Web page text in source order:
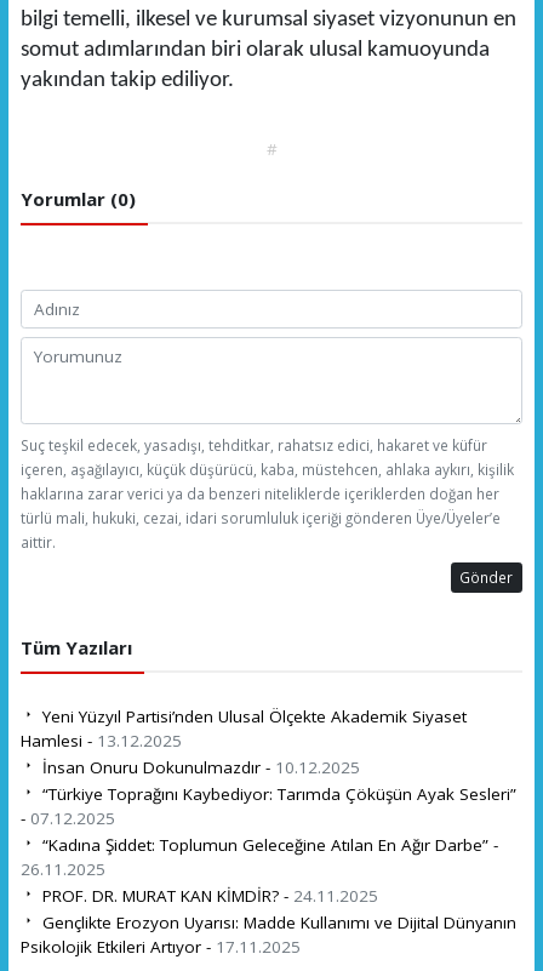
bilgi temelli, ilkesel ve kurumsal siyaset vizyonunun en
somut adımlarından biri olarak ulusal kamuoyunda
yakından takip ediliyor.
#
Yorumlar (0)
Suç teşkil edecek, yasadışı, tehditkar, rahatsız edici, hakaret ve küfür
içeren, aşağılayıcı, küçük düşürücü, kaba, müstehcen, ahlaka aykırı, kişilik
haklarına zarar verici ya da benzeri niteliklerde içeriklerden doğan her
türlü mali, hukuki, cezai, idari sorumluluk içeriği gönderen Üye/Üyeler’e
aittir.
Gönder
Tüm Yazıları
Yeni Yüzyıl Partisi’nden Ulusal Ölçekte Akademik Siyaset
Hamlesi - 13.12.2025
İnsan Onuru Dokunulmazdır - 10.12.2025
“Türkiye Toprağını Kaybediyor: Tarımda Çöküşün Ayak Sesleri”
- 07.12.2025
“Kadına Şiddet: Toplumun Geleceğine Atılan En Ağır Darbe” -
26.11.2025
PROF. DR. MURAT KAN KİMDİR? - 24.11.2025
Gençlikte Erozyon Uyarısı: Madde Kullanımı ve Dijital Dünyanın
Psikolojik Etkileri Artıyor - 17.11.2025